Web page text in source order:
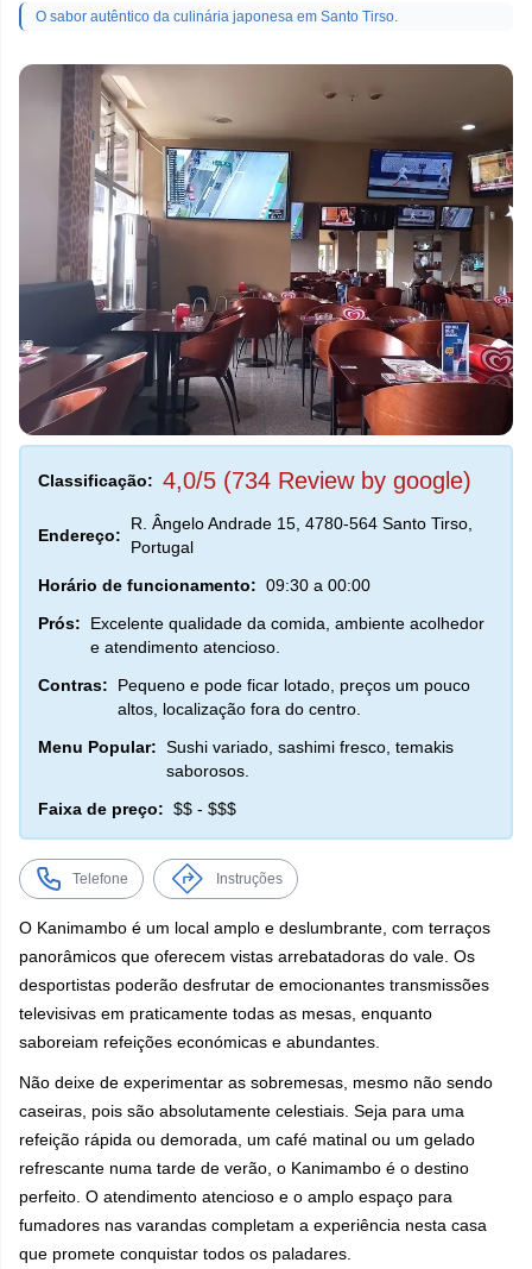
O sabor autêntico da culinária japonesa em Santo Tirso.
Classificação: 4,0/5 (734 Review by google)
Endereço:
R. Ângelo Andrade 15, 4780-564 Santo Tirso,
Portugal
Horário de funcionamento: 09:30 a 00:00
Prós:
Excelente qualidade da comida, ambiente acolhedor
e atendimento atencioso.
Contras:
Pequeno e pode ficar lotado, preços um pouco
altos, localização fora do centro.
Menu Popular: Sushi variado, sashimi fresco, temakis
saborosos.
Faixa de preço: $$ - $$$
Telefone Instruções
O Kanimambo é um local amplo e deslumbrante, com terraços
panorâmicos que oferecem vistas arrebatadoras do vale. Os
desportistas poderão desfrutar de emocionantes transmissões
televisivas em praticamente todas as mesas, enquanto
saboreiam refeições económicas e abundantes.
Não deixe de experimentar as sobremesas, mesmo não sendo
caseiras, pois são absolutamente celestiais. Seja para uma
refeição rápida ou demorada, um café matinal ou um gelado
refrescante numa tarde de verão, o Kanimambo é o destino
perfeito. O atendimento atencioso e o amplo espaço para
fumadores nas varandas completam a experiência nesta casa
que promete conquistar todos os paladares.